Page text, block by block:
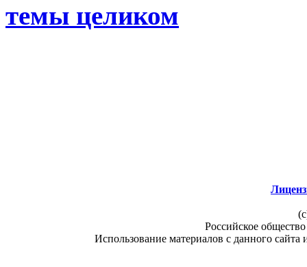
темы целиком
Российское
Использование материалов с данного